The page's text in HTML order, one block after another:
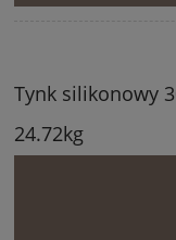
Tynk silikonowy
24.72kg